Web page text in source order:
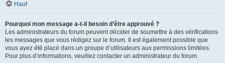
Haut
Pourquoi mon message a-t-il besoin d’être approuvé ?
Les administrateurs du forum peuvent décider de soumettre à des vérifications
les messages que vous rédigez sur le forum. Il est également possible que
vous ayez été placé dans un groupe d’utilisateurs aux permissions limitées.
Pour plus d’informations, veuillez contacter un administrateur du forum.